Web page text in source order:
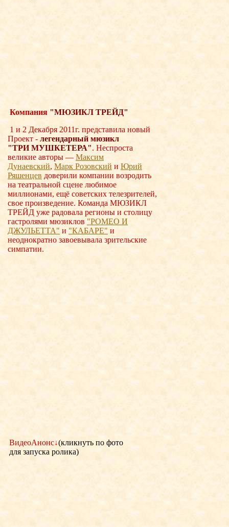
Компания "МЮЗИКЛ ТРЕЙД"
1 и 2 Декабря 2011г. представила новый
Проект - легендарный мюзикл
"ТРИМУШКЕТЕРА". Неспроста
великие авторы —Максим
Дунаевский, Марк Розовский и Юрий
Ряшенцев доверили компании возродить
на театральной сцене любимое
миллионами, ещё советских телезрителей,
свое произведение. Команда МЮЗИКЛ
ТРЕЙД уже радовала регионы и столицу
гастролями мюзиклов "РОМЕО И
ДЖУЛЬЕТТА" и "КАБАРЕ" и
неоднократно завоевывала зрительские
симпатии.
ВидеоАнонс↓(кликнуть по фото
для запуска ролика)